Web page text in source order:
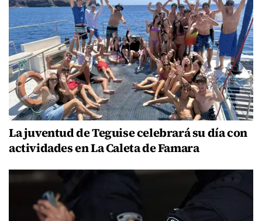
La juventud de Teguise celebrará su día con
actividades en La Caleta de Famara